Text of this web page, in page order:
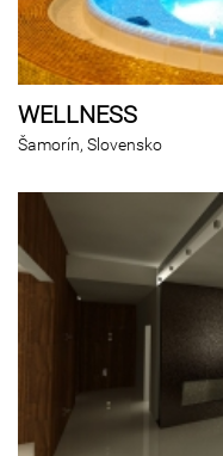
WELLNESS
Šamorín, Slovensko